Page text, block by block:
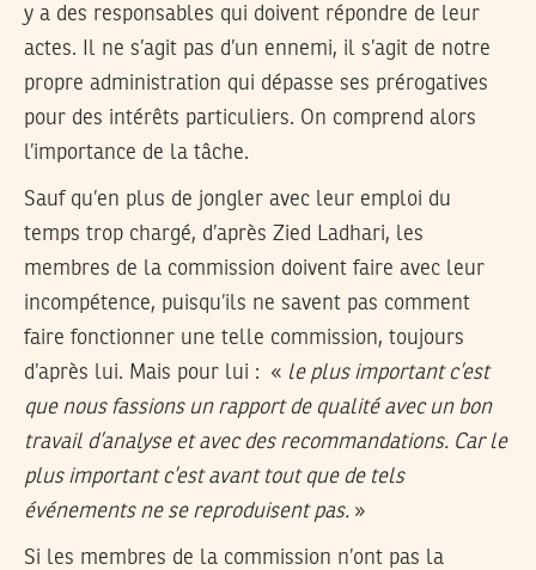
y a des responsables qui doivent répondre de leur
actes. Il ne s’agit pas d’un ennemi, il s’agit de notre
propre administration qui dépasse ses prérogatives
pour des intérêts particuliers. On comprend alors
l’importance de la tâche.
Sauf qu’en plus de jongler avec leur emploi du
temps trop chargé, d’après Zied Ladhari, les
membres de la commission doivent faire avec leur
incompétence, puisqu’ils ne savent pas comment
faire fonctionner une telle commission, toujours
d’après lui. Mais pour lui : « le plus important c’est
que nous fassions un rapport de qualité avec un bon
travail d’analyse et avec des recommandations. Car le
plus important c’est avant tout que de tels
événements ne se reproduisent pas. »
Si les membres de la commission n’ont pas la